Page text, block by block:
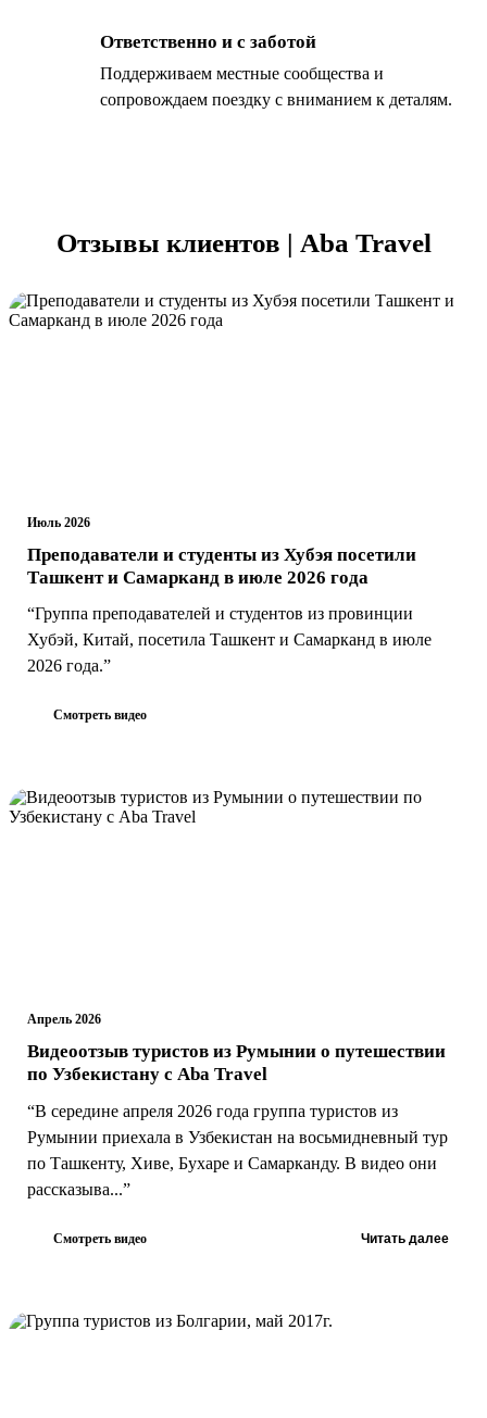
Ответственно и с заботой
Поддерживаем местные сообщества и
сопровождаем поездку с вниманием к деталям.
Отзывы клиентов | Aba Travel
Июль 2026
Преподаватели и студенты из Хубэя посетили
Ташкент и Самарканд в июле 2026 года
“Группа преподавателей и студентов из провинции
Хубэй, Китай, посетила Ташкент и Самарканд в июле
2026 года.”
Смотреть видео
Апрель 2026
Видеоотзыв туристов из Румынии о путешествии
по Узбекистану с Aba Travel
“В середине апреля 2026 года группа туристов из
Румынии приехала в Узбекистан на восьмидневный тур
по Ташкенту, Хиве, Бухаре и Самарканду. В видео они
рассказыва...”
Смотреть видео Читать далее